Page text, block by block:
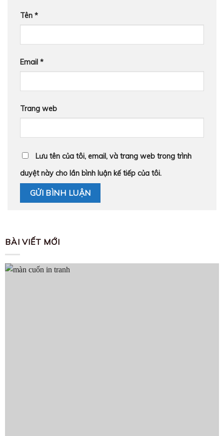
Tên *
Email *
Trang web
Lưu tên của tôi, email, và trang web trong trình
duyệt này cho lần bình luận kế tiếp của tôi.
BÀI VIẾT MỚI